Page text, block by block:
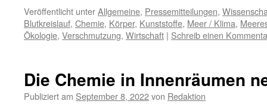
Veröffentlicht unterAllgemeine, Pressemitteilungen,
Blutkreislauf, Chemie, Körper, Kunststoffe, Meer / Klima,
Ökologie, Verschmutzung, Wirtschaft | Schreib einen
Die Chemie in Innenräumen
Publiziert am September 8, 2022von Redaktion